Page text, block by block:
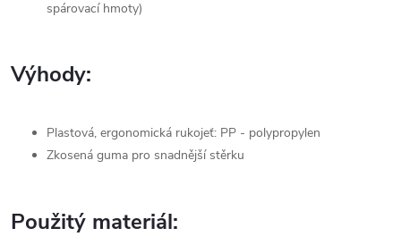
spárovací hmoty)
Výhody:
Plastová, ergonomická rukojeť: PP - polypropylen
Zkosená guma pro snadnější stěrku
Použitý materiál: